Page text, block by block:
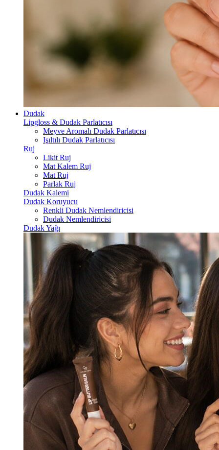
Dudak
Lipgloss & Dudak Parlatıcısı
Meyve Aromalı Dudak Parlatıcısı
Işıltılı Dudak Parlatıcısı
Ruj
Likit Ruj
Mat Kalem Ruj
Mat Ruj
Parlak Ruj
Dudak Kalemi
Dudak Koruyucu
Renkli Dudak Nemlendiricisi
Dudak Nemlendiricisi
Dudak Yağı